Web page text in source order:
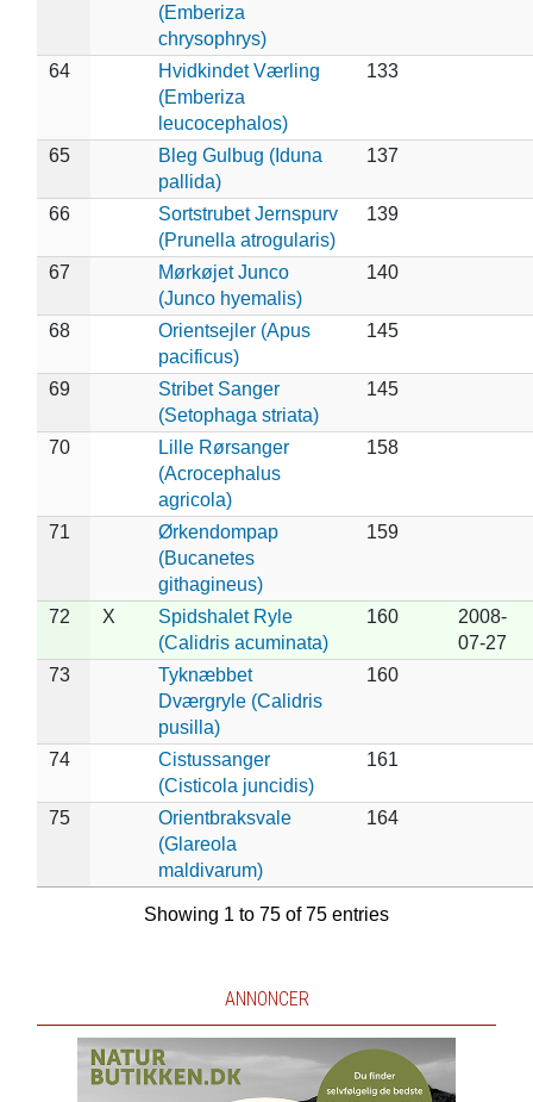
(Emberiza
chrysophrys)
64
Hvidkindet Værling
(Emberiza
leucocephalos)
133
65
Bleg Gulbug (Iduna
pallida)
137
66
Sortstrubet Jernspurv
(Prunella atrogularis)
139
67
Mørkøjet Junco
(Junco hyemalis)
140
68
Orientsejler (Apus
pacificus)
145
69
Stribet Sanger
(Setophaga striata)
145
70
Lille Rørsanger
(Acrocephalus
agricola)
158
71
Ørkendompap
(Bucanetes
githagineus)
159
72 X
Spidshalet Ryle
(Calidris acuminata)
160
2008-
07-27
73
Tyknæbbet
Dværgryle (Calidris
pusilla)
160
74
Cistussanger
(Cisticola juncidis)
161
75
Orientbraksvale
(Glareola
maldivarum)
164
Showing 1 to 75 of 75 entries
ANNONCER